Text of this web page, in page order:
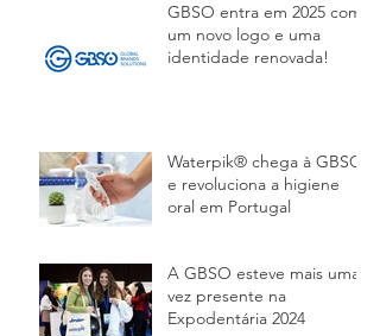
GBSO entra em 2025 com
um novo logo e uma
identidade renovada!
Waterpik® chega à GBSO
e revoluciona a higiene
oral em Portugal
A GBSO esteve mais uma
vez presente na
Expodentária 2024